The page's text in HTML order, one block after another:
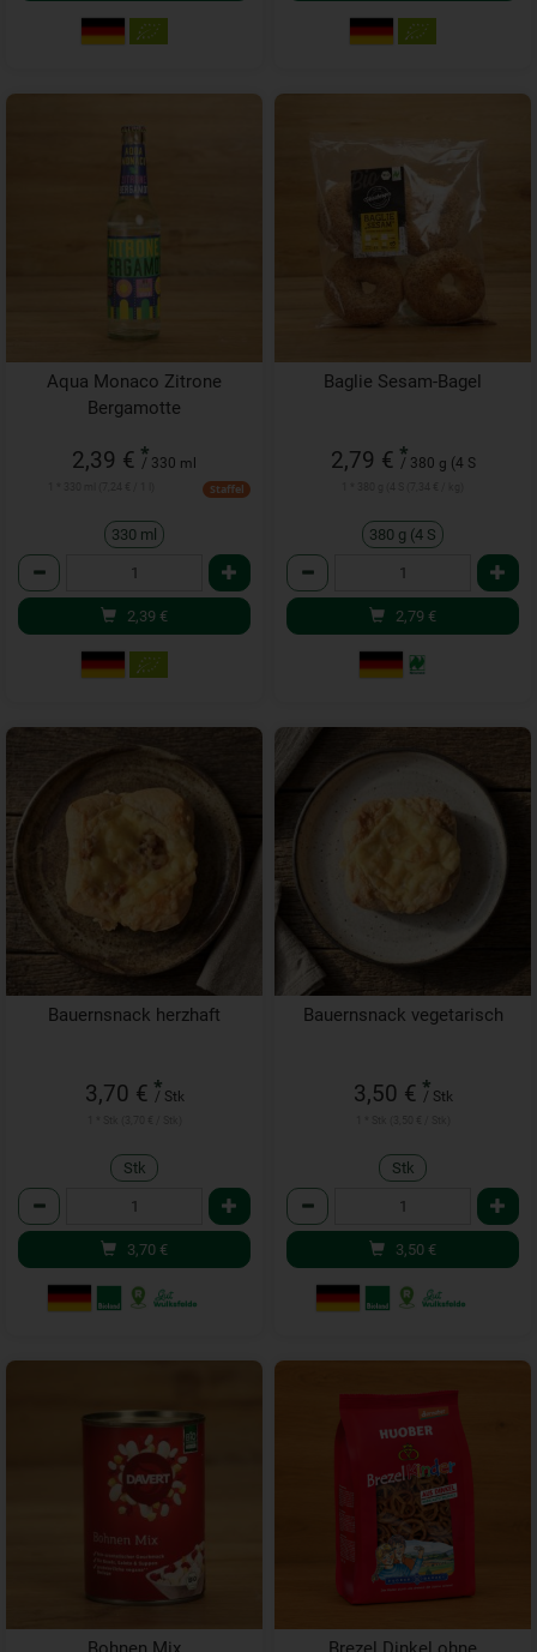
Aqua Monaco Zitrone
Bergamotte
2,39 € *
/ 330 ml
Staffel
330 ml
Anzahl
2,39 €
Baglie Sesam-Bagel
2,79 € *
/ 380 g (4 S
380 g (4 S
Anzahl
2,79 €
Bauernsnack herzhaft
3,70 € *
/ Stk
Stk
Anzahl
3,70 €
Bauernsnack vegetarisch
3,50 € *
/ Stk
Stk
Anzahl
3,50 €